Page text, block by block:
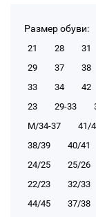
Размер обуви:
21 28 31
29
37 38
33
34 42
23
29-33
М/34-37
41/
38/39
40/41
24/25
25/26
22/23
32/33
44/45
37/38